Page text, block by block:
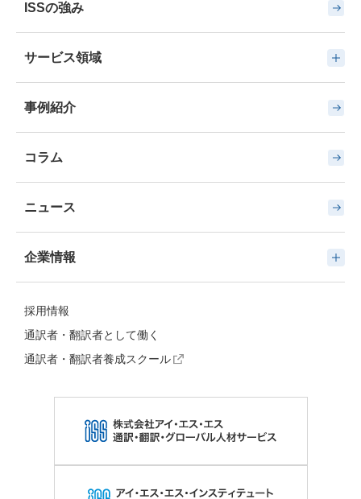
ISSの強み
サービス領域
事例紹介
コラム
ニュース
企業情報
採用情報
通訳者・翻訳者として働く
通訳者・翻訳者養成スクール